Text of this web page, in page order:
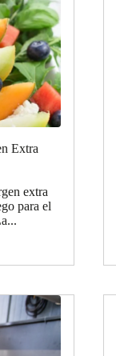
Extra
extra
para el